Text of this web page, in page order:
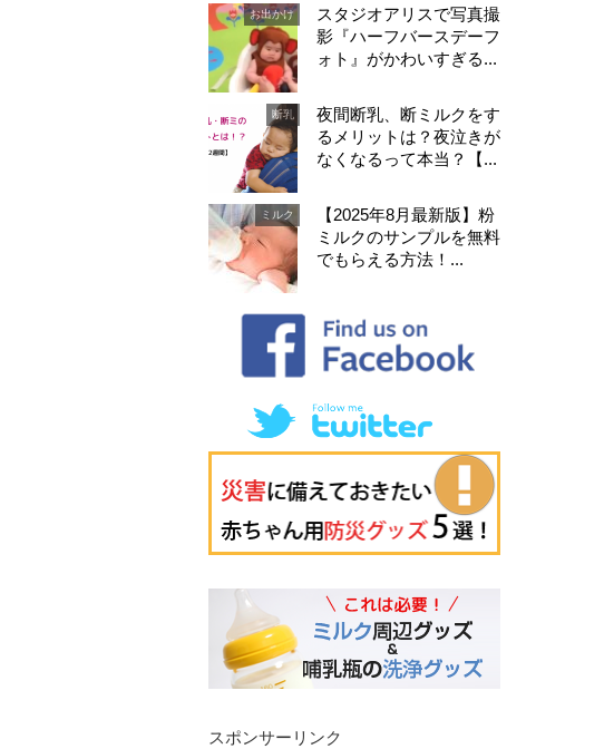
お出かけ
スタジオアリスで写真撮
影『ハーフバースデーフ
ォト』がかわいすぎる...
断乳
夜間断乳、断ミルクをす
るメリットは？夜泣きが
なくなるって本当？【...
ミルク
【2025年8月最新版】粉
ミルクのサンプルを無料
でもらえる方法！...
スポンサーリンク